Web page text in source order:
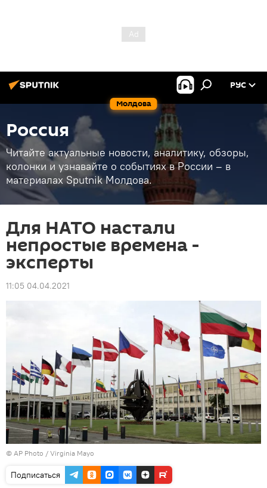
Молдова
РУС
Россия
Читайте актуальные новости, аналитику, обзоры,
колонки и узнавайте о событиях в России – в
материалах Sputnik Молдова.
Для НАТО настали
непростые времена -
эксперты
11:05 04.04.2021
© AP Photo / Virginia Mayo
Подписаться